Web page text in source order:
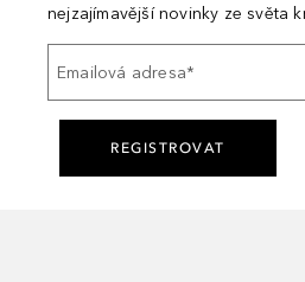
nejzajímavější novinky ze světa
Emailová adresa*
REGISTROVAT